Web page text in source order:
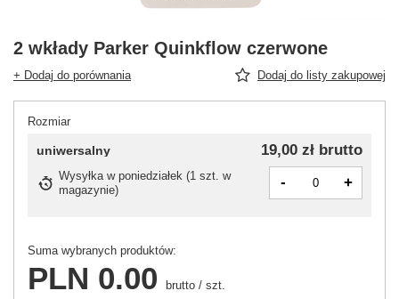
2 wkłady Parker Quinkflow czerwone
+ Dodaj do porównania Dodaj do listy zakupowej
Rozmiar
uniwersalny 19,00 zł brutto
Wysyłka w poniedziałek (1 szt. w
magazynie) - +
Suma wybranych produktów:
PLN 0.00 brutto / szt.